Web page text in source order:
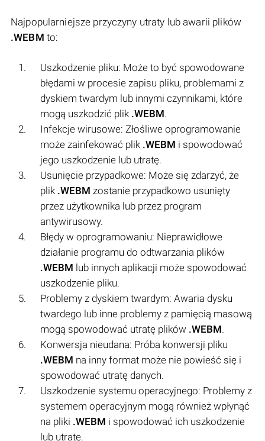
Najpopularniejsze przyczyny utraty lub awarii plików
.WEBM to:
Uszkodzenie pliku: Może to być spowodowane
błędami w procesie zapisu pliku, problemami z
dyskiem twardym lub innymi czynnikami, które
mogą uszkodzić plik .WEBM.
Infekcje wirusowe: Złośliwe oprogramowanie
może zainfekować plik .WEBM i spowodować
jego uszkodzenie lub utratę.
Usunięcie przypadkowe: Może się zdarzyć, że
plik .WEBM zostanie przypadkowo usunięty
przez użytkownika lub przez program
antywirusowy.
Błędy w oprogramowaniu: Nieprawidłowe
działanie programu do odtwarzania plików
.WEBM lub innych aplikacji może spowodować
uszkodzenie pliku.
Problemy z dyskiem twardym: Awaria dysku
twardego lub inne problemy z pamięcią masową
mogą spowodować utratę plików .WEBM.
Konwersja nieudana: Próba konwersji pliku
.WEBM na inny format może nie powieść się i
spowodować utratę danych.
Uszkodzenie systemu operacyjnego: Problemy z
systemem operacyjnym mogą również wpłynąć
na pliki .WEBM i spowodować ich uszkodzenie
lub utratę.